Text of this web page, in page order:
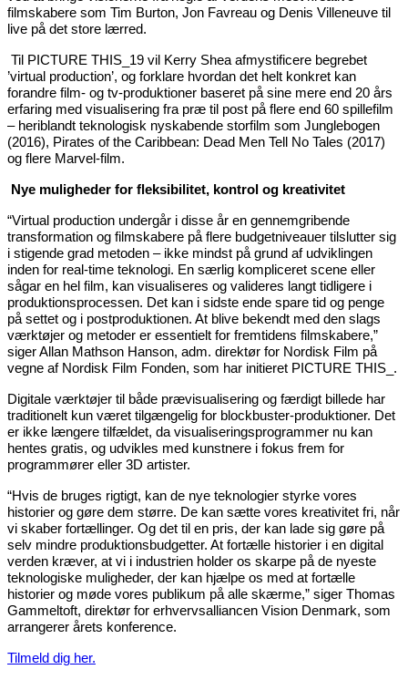
filmskabere som Tim Burton, Jon Favreau og Denis Villeneuve til
live på det store lærred.
Til PICTURE THIS_19 vil Kerry Shea afmystificere begrebet
’virtual production’, og forklare hvordan det helt konkret kan
forandre film- og tv-produktioner baseret på sine mere end 20 års
erfaring med visualisering fra præ til post på flere end 60 spillefilm
– heriblandt teknologisk nyskabende storfilm som Junglebogen
(2016), Pirates of the Caribbean: Dead Men Tell No Tales (2017)
og flere Marvel-film.
Nye muligheder for fleksibilitet, kontrol og kreativitet
“Virtual production undergår i disse år en gennemgribende
transformation og filmskabere på flere budgetniveauer tilslutter sig
i stigende grad metoden – ikke mindst på grund af udviklingen
inden for real-time teknologi. En særlig kompliceret scene eller
sågar en hel film, kan visualiseres og valideres langt tidligere i
produktionsprocessen. Det kan i sidste ende spare tid og penge
på settet og i postproduktionen. At blive bekendt med den slags
værktøjer og metoder er essentielt for fremtidens filmskabere,”
siger Allan Mathson Hanson, adm. direktør for Nordisk Film på
vegne af Nordisk Film Fonden, som har initieret PICTURE THIS_.
Digitale værktøjer til både prævisualisering og færdigt billede har
traditionelt kun været tilgængelig for blockbuster-produktioner. Det
er ikke længere tilfældet, da visualiseringsprogrammer nu kan
hentes gratis, og udvikles med kunstnere i fokus frem for
programmører eller 3D artister.
“Hvis de bruges rigtigt, kan de nye teknologier styrke vores
historier og gøre dem større. De kan sætte vores kreativitet fri, når
vi skaber fortællinger. Og det til en pris, der kan lade sig gøre på
selv mindre produktionsbudgetter. At fortælle historier i en digital
verden kræver, at vi i industrien holder os skarpe på de nyeste
teknologiske muligheder, der kan hjælpe os med at fortælle
historier og møde vores publikum på alle skærme,” siger Thomas
Gammeltoft, direktør for erhvervsalliancen Vision Denmark, som
arrangerer årets konference.
Tilmeld dig her.